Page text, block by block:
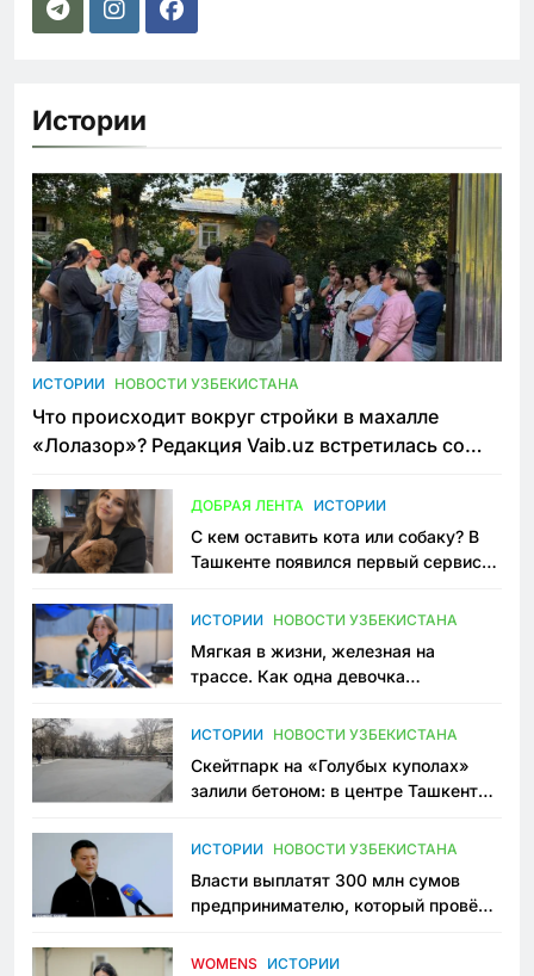
Истории
ИСТОРИИ НОВОСТИ УЗБЕКИСТАНА
Что происходит вокруг стройки в махалле
«Лолазор»? Редакция Vaib.uz встретилась со
ДОБРАЯ ЛЕНТА ИСТОРИИ
С кем оставить кота или собаку? В
Ташкенте появился первый сервис
ИСТОРИИ НОВОСТИ УЗБЕКИСТАНА
Мягкая в жизни, железная на
трассе. Как одна девочка
Узбекистане
ИСТОРИИ НОВОСТИ УЗБЕКИСТАНА
Скейтпарк на «Голубых куполах»
залили бетоном: в центре Ташкента
пространство
ИСТОРИИ НОВОСТИ УЗБЕКИСТАНА
Власти выплатят 300 млн сумов
предпринимателю, который провёл
приговору
WOMENS ИСТОРИИ